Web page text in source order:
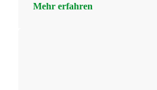
Mehr erfahren